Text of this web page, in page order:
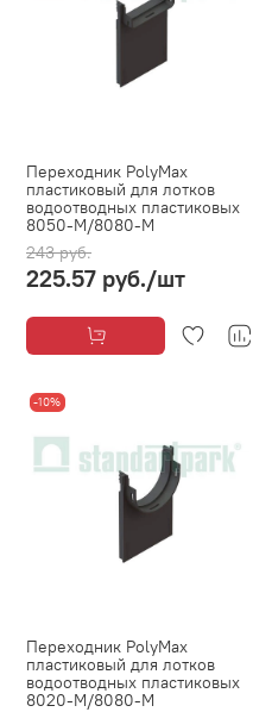
Переходник PolyMax
пластиковый для лотков
водоотводных пластиковых
8050-М/8080-М
243 руб.
225.57 руб./шт
-10%
Переходник PolyMax
пластиковый для лотков
водоотводных пластиковых
8020-М/8080-М